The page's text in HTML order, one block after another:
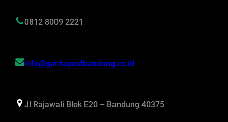
0812 8009 2221
info@gardapestbandung.co.id
Jl Rajawali Blok E20 – Bandung 40375